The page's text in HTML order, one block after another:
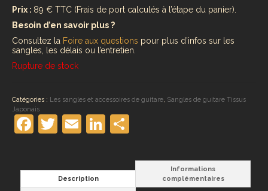
Prix : 89 € TTC (Frais de port calculés à l’étape du panier).
Besoin d’en savoir plus ?
Consultez la Foire aux questions pour plus d’infos sur les
sangles, les délais ou l’entretien.
Rupture de stock
Catégories : Les sangles et accessoires de guitare, Sangles de guitare Tissus
Japonais
Facebook
Twitter
EmailLinkedIn
Description
Informations
complémentaires